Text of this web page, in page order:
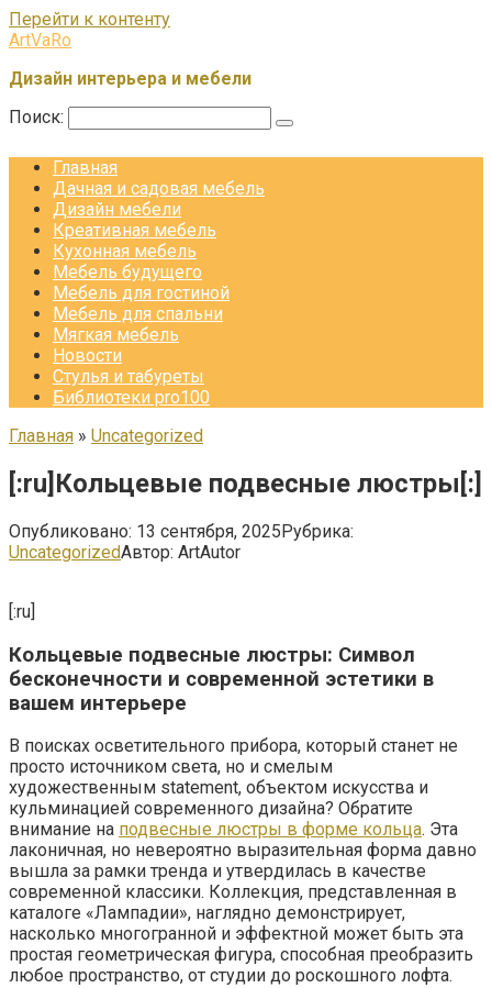
Перейти к контенту
ArtVaRo
Дизайн интерьера и мебели
Поиск:
Главная
Дачная и садовая мебель
Дизайн мебели
Креативная мебель
Кухонная мебель
Мебель будущего
Мебель для гостиной
Мебель для спальни
Мягкая мебель
Новости
Стулья и табуреты
Библиотеки pro100
Главная » Uncategorized
[:ru]Кольцевые подвесные люстры[:]
Опубликовано: 13 сентября, 2025Рубрика:
UncategorizedАвтор: ArtAutor
[:ru]
Кольцевые подвесные люстры: Символ
бесконечности и современной эстетики в
вашем интерьере
В поисках осветительного прибора, который станет не
просто источником света, но и смелым
художественным statement, объектом искусства и
кульминацией современного дизайна? Обратите
внимание на подвесные люстры в форме кольца. Эта
лаконичная, но невероятно выразительная форма давно
вышла за рамки тренда и утвердилась в качестве
современной классики. Коллекция, представленная в
каталоге «Лампaдии», наглядно демонстрирует,
насколько многогранной и эффектной может быть эта
простая геометрическая фигура, способная преобразить
любое пространство, от студии до роскошного лофта.